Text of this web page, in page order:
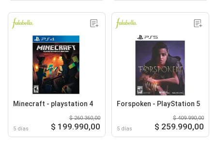
Minecraft - playstation 4
5 días
$ 260.360,00
$ 199.990,00
Forspoken - PlayStation 5
5 días
$ 409.990,00
$ 259.990,00